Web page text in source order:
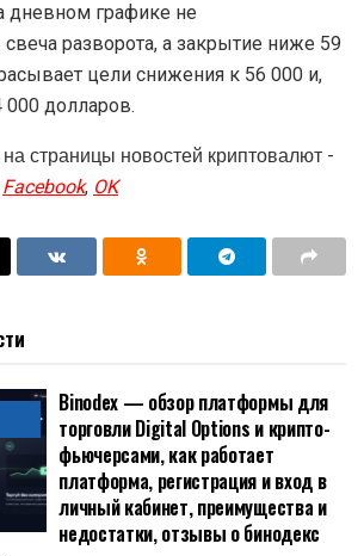
дневном графике не
разворота, а закрытие ниже 59
цели снижения к 56 000 и,
000 долларов.
страницы новостей криптовалют -
Facebook,OK
Binodex — обзор платформы для
торговли Digital Options и крипто-
фьючерсами, как работает
платформа, регистрация и вход в
личный кабинет, преимущества и
недостатки, отзывы о бинодекс